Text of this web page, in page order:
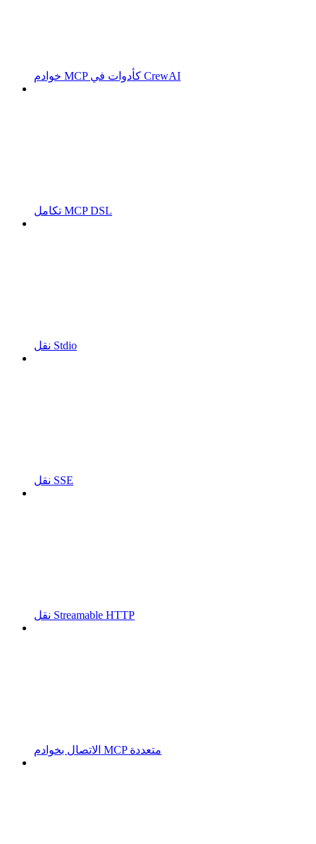
خوادم MCP كأدوات في CrewAI
تكامل MCP DSL
نقل Stdio
نقل SSE
نقل Streamable HTTP
الاتصال بخوادم MCP متعددة